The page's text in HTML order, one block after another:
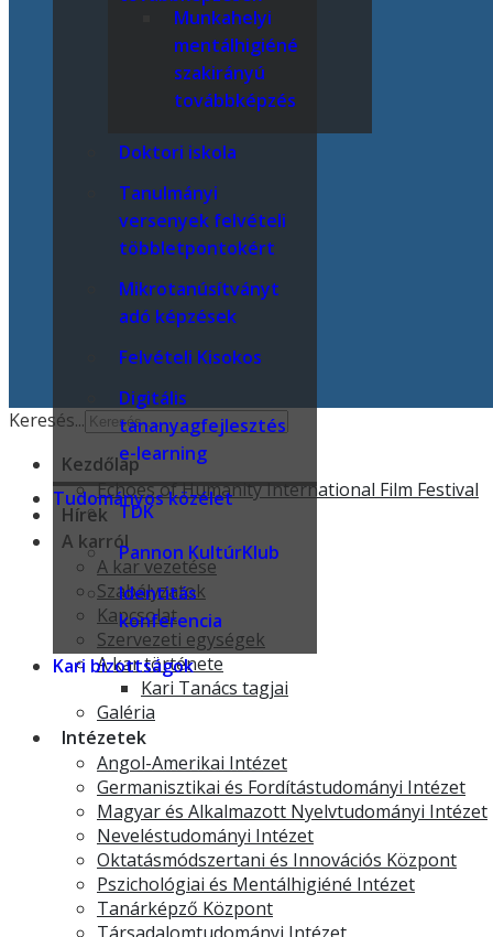
Munkahelyi
mentálhigiéné
szakirányú
továbbképzés
Doktori iskola
Tanulmányi
versenyek felvételi
többletpontokért
Mikrotanúsítványt
adó képzések
Felvételi Kisokos
Digitális
tananyagfejlesztés
e-learning
Tudományos közélet
TDK
Pannon KultúrKlub
Identitás
konferencia
Kari bizottságok
Keresés...
Kezdőlap
Echoes of Humanity International Film Festival
Hírek
A karról
A kar vezetése
Szabályzatok
Kapcsolat
Szervezeti egységek
A kar története
Kari Tanács tagjai
Galéria
Intézetek
Angol-Amerikai Intézet
Germanisztikai és Fordítástudományi Intézet
Magyar és Alkalmazott Nyelvtudományi Intézet
Neveléstudományi Intézet
Oktatásmódszertani és Innovációs Központ
Pszichológiai és Mentálhigiéné Intézet
Tanárképző Központ